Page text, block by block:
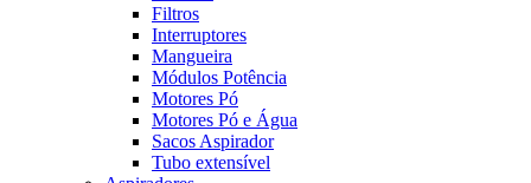
Filtros
Interruptores
Mangueira
Módulos Potência
Motores Pó
Motores Pó e Água
Sacos Aspirador
Tubo extensível